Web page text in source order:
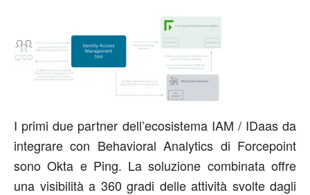
I primi due partner dell’ecosistema IAM / IDaas da
integrare con Behavioral Analytics di Forcepoint
sono Okta e Ping. La soluzione combinata offre
una visibilità a 360 gradi delle attività svolte dagli